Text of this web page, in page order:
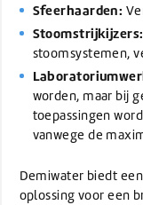
Sfeerhaarden:
Stoomstrijkijzers:
stoomsystemen,
worden, maar bij
toepassingen
vanwege de
Demiwater biedt
oplossing voor een